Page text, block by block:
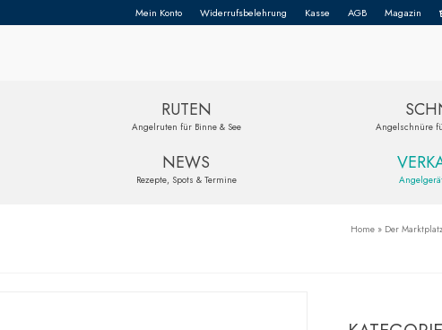
Mein Konto Widerrufsbelehrung Kasse AGB Magazin
RUTEN
Angelruten für Binne & See Angelschnüre
NEWS
Rezepte, Spots & Termine
Home » Der